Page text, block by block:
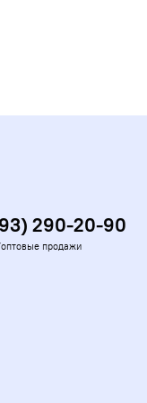
290-20-90
продажи